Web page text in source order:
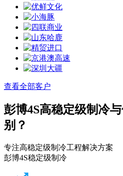
查看全部客户
彭博4S高稳定级制冷
别？
专注高稳定级制冷工程解决方案
彭博4S稳定级制冷